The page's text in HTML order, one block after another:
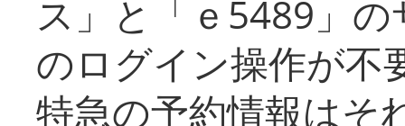
ス」と「ｅ5489」
のログイン操作が不
特急の予約情報はそ